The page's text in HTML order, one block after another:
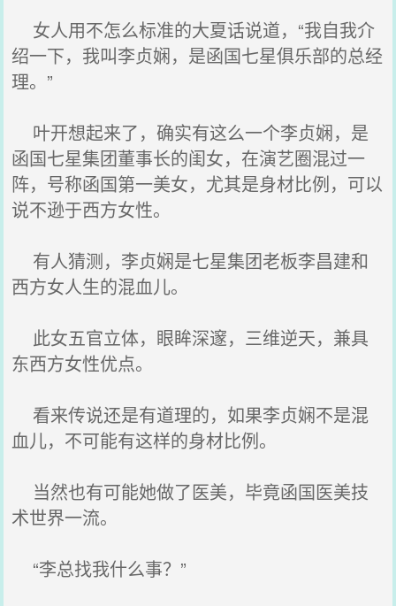
女人用不怎么标准的大夏话说道，“我自我介
绍一下，我叫李贞娴，是函国七星俱乐部的总经
理。”
叶开想起来了，确实有这么一个李贞娴，是
函国七星集团董事长的闺女，在演艺圈混过一
阵，号称函国第一美女，尤其是身材比例，可以
说不逊于西方女性。
有人猜测，李贞娴是七星集团老板李昌建和
西方女人生的混血儿。
此女五官立体，眼眸深邃，三维逆天，兼具
东西方女性优点。
看来传说还是有道理的，如果李贞娴不是混
血儿，不可能有这样的身材比例。
当然也有可能她做了医美，毕竟函国医美技
术世界一流。
“李总找我什么事？”